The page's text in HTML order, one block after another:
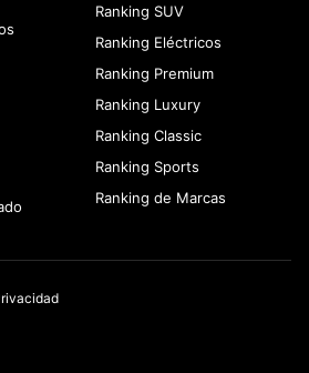
Ranking SUV
Ranking Eléctricos
Ranking Premium
Ranking Luxury
Ranking Classic
Ranking Sports
Ranking de Marcas